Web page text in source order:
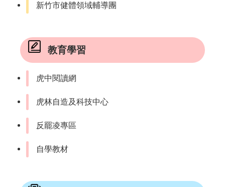
新竹市健體領域輔導團
教育學習
虎中閱讀網
虎林自造及科技中心
反罷凌專區
自學教材